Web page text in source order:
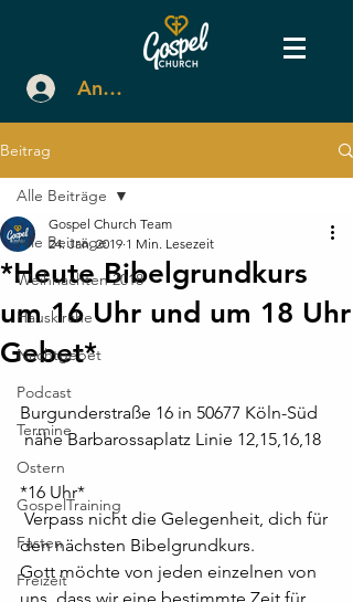
Anmelden
Beitrag
Alle Beiträge
Weihnachten 2018
Hauskirche
Nachtgebet
Podcast
Termine
Ostern
GospelTraining
Fasten
Freizeit
Alle Beiträge
*Heute Bibelgrundkurs
um 16 Uhr und um 18 Uhr
Gebet*
Gospel Church Team
24. Jan. 2019 1 Min. Lesezeit
Burgunderstraße 16 in 50677 Köln-Süd
nähe Barbarossaplatz Linie 12,15,16,18
*16 Uhr*
den nächsten Bibelgrundkurs.
Gott möchte von jeden einzelnen von